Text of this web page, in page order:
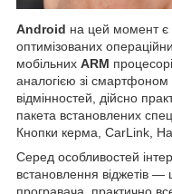
Android на цей момент є
оптимізованих
мобільних ARM
аналогією зі
відмінностей, дійсно
пакета встановлених
Кнопки керма, CarLink,
Серед особливостей
встановлення віджетів —